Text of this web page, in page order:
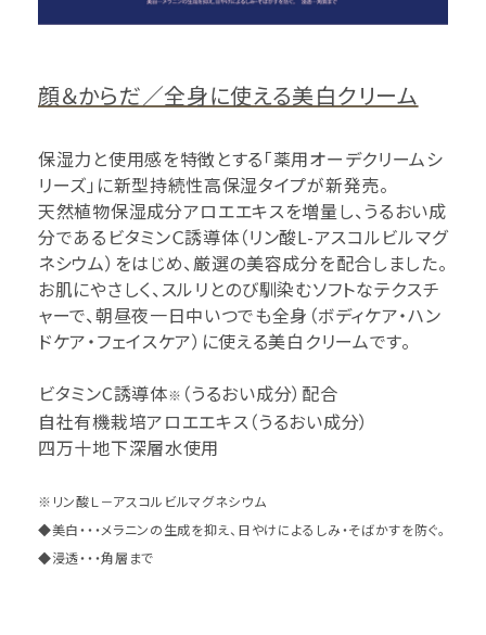
顔＆からだ／全身に使える美白クリーム
保湿力と使用感を特徴とする「薬用オーデクリームシ
リーズ」に新型持続性高保湿タイプが新発売。
天然植物保湿成分アロエエキスを増量し、うるおい成
分であるビタミンＣ誘導体（リン酸L-アスコルビルマグ
ネシウム）をはじめ、厳選の美容成分を配合しました。
お肌にやさしく、スルリとのび馴染むソフトなテクスチ
ャーで、朝昼夜一日中いつでも全身（ボディケア・ハン
ドケア・フェイスケア）に使える美白クリームです。
ビタミンC誘導体※ （うるおい成分）配合
自社有機栽培アロエエキス（うるおい成分）
四万十地下深層水使用
※リン酸Ｌ－アスコルビルマグネシウム
◆美白・・・メラニンの生成を抑え、日やけによるしみ・そばかすを防ぐ。
◆浸透・・・角層まで